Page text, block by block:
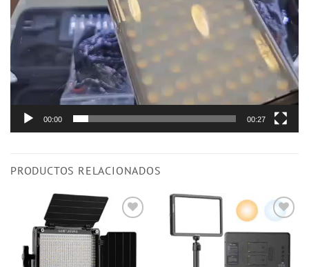
00:00 00:27
PRODUCTOS RELACIONADOS